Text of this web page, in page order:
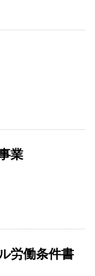
業
労働条件書